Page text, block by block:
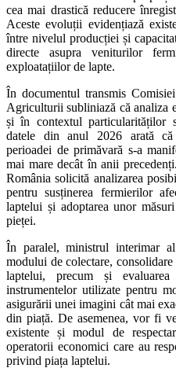
cea mai drastică reducere
Aceste evoluții evidențiază
între nivelul producției și
directe asupra veniturilor
exploatațiilor de lapte.
În documentul transmis
Agriculturii subliniază că analiza
și în contextul particularităților
datele din anul 2026 arată că
perioadei de primăvară s-a
mai mare decât în anii
România solicită analizarea
pentru susținerea fermierilor
laptelui și adoptarea unor
pieței.
În paralel, ministrul interimar
modului de colectare,
laptelui, precum și
instrumentelor utilizate pentru
asigurării unei imagini cât mai
din piață. De asemenea, vor fi
existente și modul de
operatorii economici care au
privind piața laptelui.